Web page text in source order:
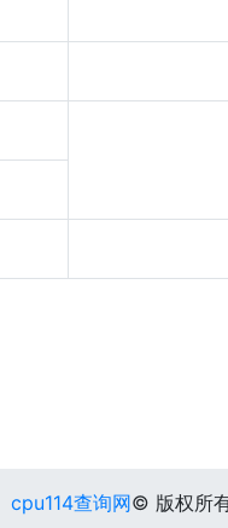
cpu114查询网© 版权所